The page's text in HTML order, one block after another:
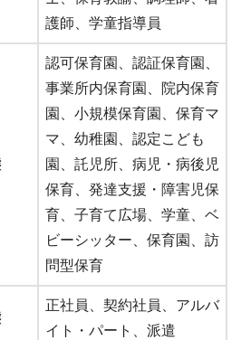
護師、学童指導員
認可保育園、認証保育園、
事業所内保育園、院内保育
園、小規模保育園、保育マ
マ、幼稚園、認定こども
園、託児所、病児・病後児
保育、発達支援・障害児保
育、子育て広場、学童、ベ
ビーシッター、保育園、訪
問型保育
正社員、契約社員、アルバ
イト・パート、派遣